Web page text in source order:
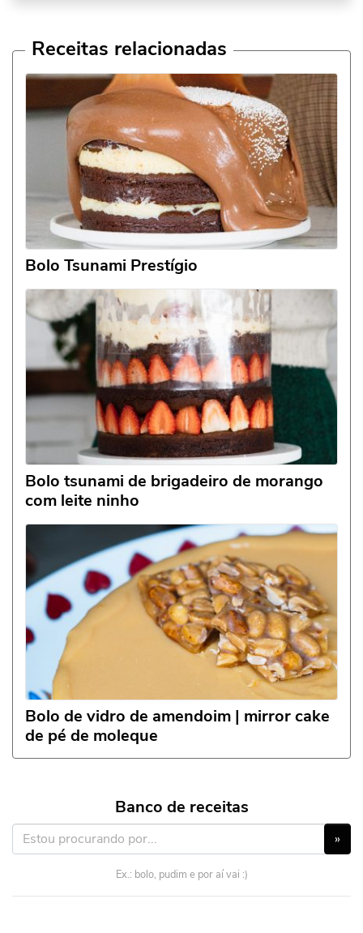
Receitas relacionadas
Bolo Tsunami Prestígio
Bolo tsunami de brigadeiro de morango
com leite ninho
Bolo de vidro de amendoim | mirror cake
de pé de moleque
Banco de receitas
»
Ex.: bolo, pudim e por aí vai :)